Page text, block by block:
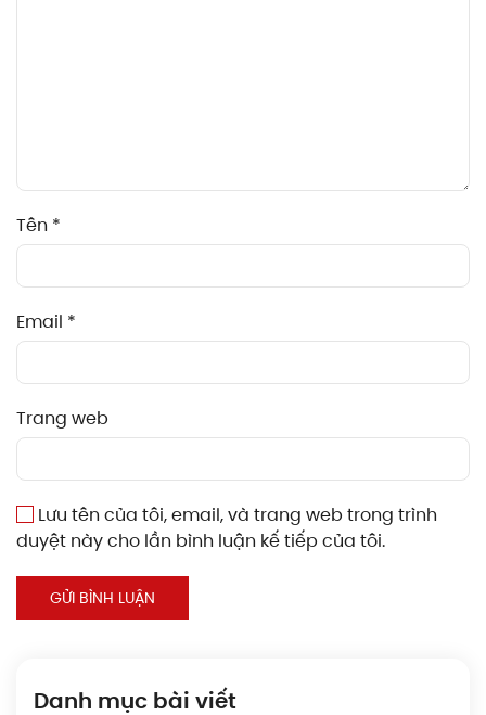
Tên *
Email *
Trang web
Lưu tên của tôi, email, và trang web trong trình
duyệt này cho lần bình luận kế tiếp của tôi.
GỬI BÌNH LUẬN
Danh mục bài viết